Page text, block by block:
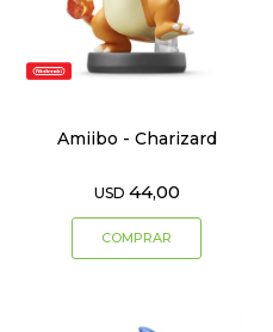
Amiibo - Charizard
USD 44,00